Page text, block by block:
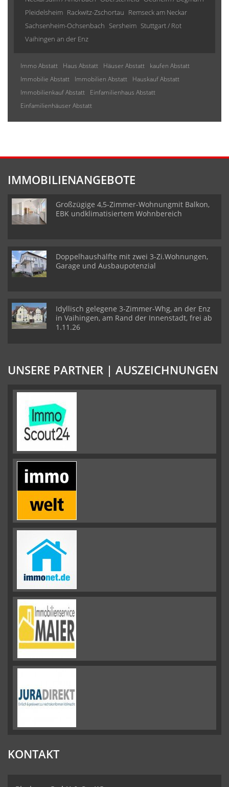
Pleidelsheim Rackwitz-Zschortau Remseck am Neckar
Sachsenheim-Ochsenbach Sersheim Stuttgart / Rot
Vaihingen an der Enz
Immo Abstatt Haus Abstatt Häuser Abstatt
kaufen Abstatt
Immobilie Abstatt
Immobilien Abstatt
Hauskauf Abstatt
Immobilienkauf Abstatt
Einfamilienhaus Abstatt
Einfamilienhäuser Abstatt
IMMOBILIENANGEBOTE
Großzügige 4,5-Zimmer-Wohnungmit Balkon,
EBK undklimatisiertem Wohnbereich
Doppelhaushälfte mit zwei 3-Zi.Wohnungen,
Garage und Ausbaupotenzial
Idyllisch gelegene 3-Zimmer-Whg, an der Enz
in Vaihingen, am Rand der Innenstadt, frei ab
1.11.26
UNSERE PARTNER | AUSZEICHNUNGEN
KONTAKT